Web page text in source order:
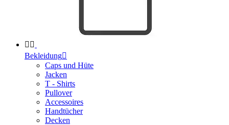
 
Bekleidung
Caps und Hüte
Jacken
T - Shirts
Pullover
Accessoires
Handtücher
Decken